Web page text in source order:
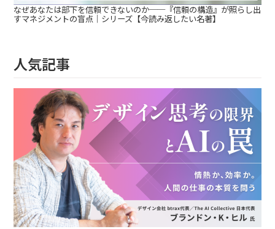
なぜあなたは部下を信頼できないのか──『信頼の構造』が照らし出
すマネジメントの盲点｜シリーズ【今読み返したい名著】
人気記事